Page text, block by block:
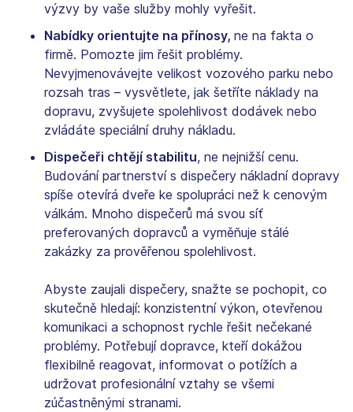
výzvy by vaše služby mohly vyřešit.
Nabídky orientujte na přínosy, ne na fakta o
firmě. Pomozte jim řešit problémy.
Nevyjmenovávejte velikost vozového parku nebo
rozsah tras – vysvětlete, jak šetříte náklady na
dopravu, zvyšujete spolehlivost dodávek nebo
zvládáte speciální druhy nákladu.
Dispečeři chtějí stabilitu, ne nejnižší cenu.
Budování partnerství s dispečery nákladní dopravy
spíše otevírá dveře ke spolupráci než k cenovým
válkám. Mnoho dispečerů má svou síť
preferovaných dopravců a vyměňuje stálé
zakázky za prověřenou spolehlivost.
Abyste zaujali dispečery, snažte se pochopit, co
skutečně hledají: konzistentní výkon, otevřenou
komunikaci a schopnost rychle řešit nečekané
problémy. Potřebují dopravce, kteří dokážou
flexibilně reagovat, informovat o potížích a
udržovat profesionální vztahy se všemi
zúčastněnými stranami.